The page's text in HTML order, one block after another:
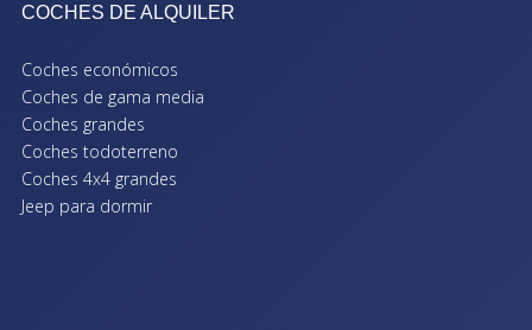
COCHES DE ALQUILER
Coches económicos
Coches de gama media
Coches grandes
Coches todoterreno
Coches 4x4 grandes
Jeep para dormir